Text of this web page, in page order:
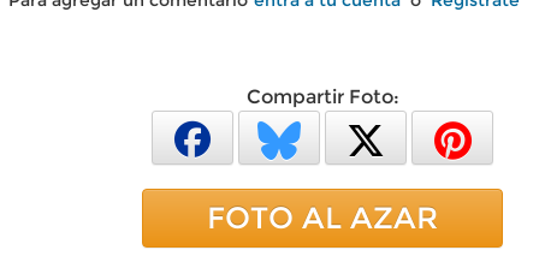
Compartir Foto:
FOTO AL AZAR